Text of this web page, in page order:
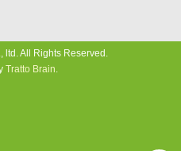
ltd. All Rights Reserved.
Tratto Brain.